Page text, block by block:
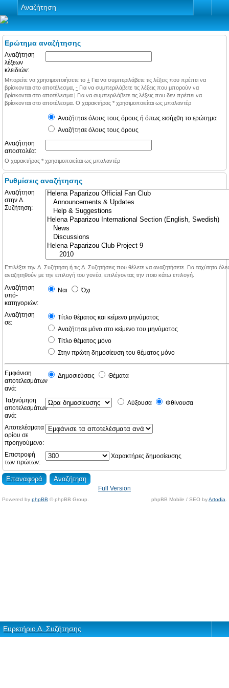
Αναζήτηση
Ερώτημα αναζήτησης
Αναζήτηση
λέξεων
κλειδιών:
Μπορείτε να χρησιμοποιήσετε το + Για να συμπεριλάβετε τις λέξεις που πρέπει να
βρίσκονται στο αποτέλεσμα, - Για να συμπεριλάβετε τις λέξεις που μπορούν να
βρίσκονται στο αποτέλεσμα | Για να συμπεριλάβετε τις λέξεις που δεν πρέπει να
βρίσκονται στο αποτέλεσμα. Ο χαρακτήρας * χρησιμοποιείται ως μπαλαντέρ
Αναζήτησε όλους τους όρους ή όπως εισήχθη το ερώτημα
Αναζήτησε όλους τους όρους
Αναζήτηση
αποστολέα:
Ο χαρακτήρας * χρησιμοποιείται ως μπαλαντέρ
Ρυθμίσεις αναζήτησης
Αναζήτηση
στην Δ.
Συζήτηση:
Επιλέξτε την Δ. Συζήτηση ή τις Δ. Συζητήσεις που θέλετε να αναζητήσετε. Για ταχύτητα
αναζητηθούν με την επιλογή του γονέα, επιλέγοντας την ποιο κάτω επιλογή.
Αναζήτηση
υπό-
κατηγοριών:
Ναι Όχι
Αναζήτηση
σε:
Τίτλο θέματος και κείμενο μηνύματος
Αναζήτησε μόνο στο κείμενο του μηνύματος
Τίτλο θέματος μόνο
Στην πρώτη δημοσίευση του θέματος μόνο
Εμφάνιση
αποτελεσμάτων
ανά:
Δημοσιεύσεις Θέματα
Ταξινόμηση
αποτελεσμάτων
ανά:
Αύξουσα Φθίνουσα
Αποτελέσματα
ορίου σε
προηγούμενο:
Επιστροφή
των πρώτων:
Χαρακτήρες δημοσίευσης
Full Version
Powered by phpBB © phpBB Group. phpBB Mobile / SEO byArtodia
Ευρετήριο Δ. Συζήτησης